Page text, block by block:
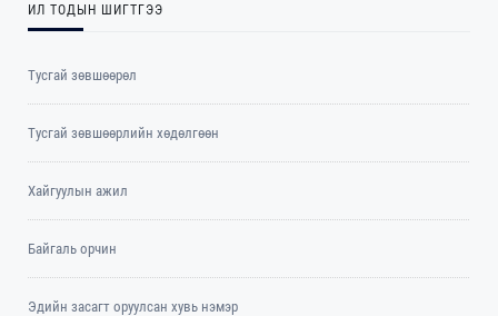
ИЛ ТОДЫН ШИГТГЭЭ
Тусгай зөвшөөрөл
Тусгай зөвшөөрлийн хөдөлгөөн
Хайгуулын ажил
Байгаль орчин
Эдийн засагт оруулсан хувь нэмэр